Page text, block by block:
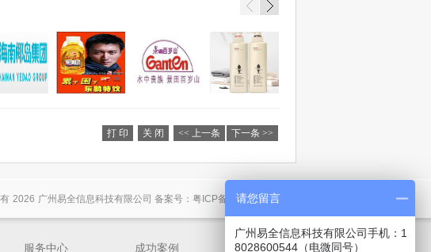
打 印 关 闭 << 上一条 下一条 >>
2026 广州易全信息科技有限公司 备案号： 粤ICP备 13085523号
服务中心 成功案例 关于易全
请您留言
广州易全信息科技有限公司手机：1
8028600544（电微同号）